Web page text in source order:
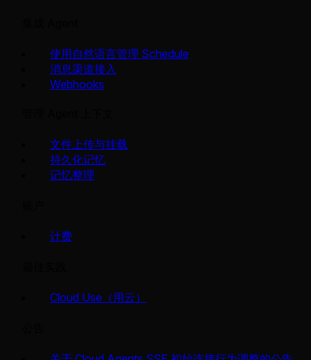
使用自然语言管理 Schedule
消息渠道接入
Webhooks
文件上传与挂载
持久化记忆
记忆整理
计费
Cloud Use（用云）